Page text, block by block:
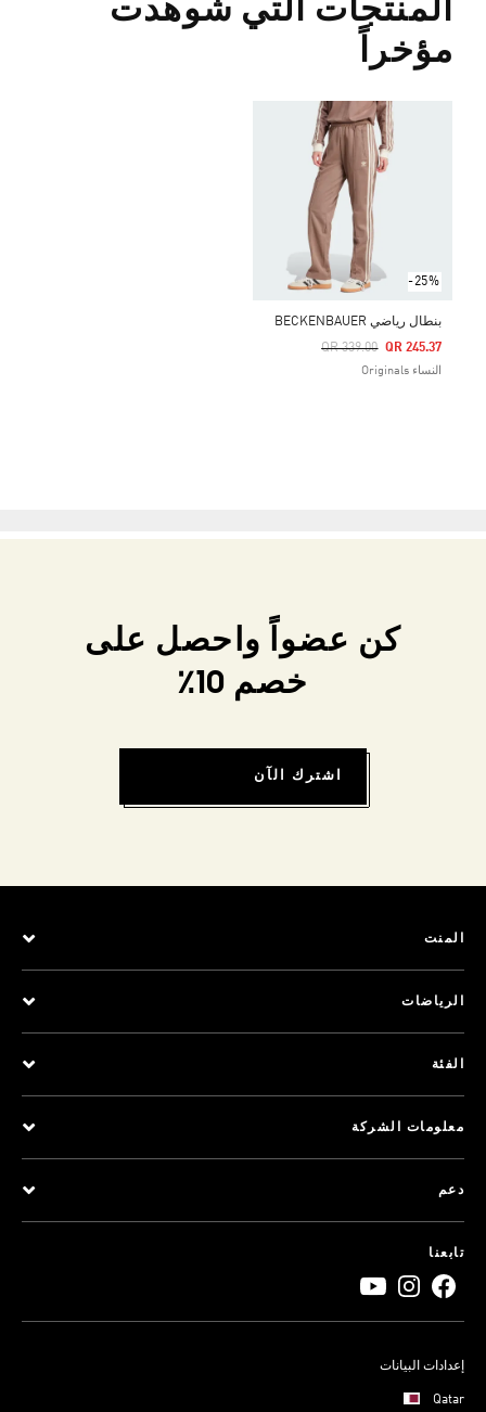
المنتجات التي شوهدت
مؤخراً
-25%
بنطال رياضي BECKENBAUER
Price Reduced From
QR 339.00
To QR 245.37
النساء Originals
كن عضواً واحصل على
خصم 10٪
اشترك الآن
المنت
الرياضات
الفئة
معلومات الشركة
دعم
تابعنا
إعدادات البيانات
Qatar